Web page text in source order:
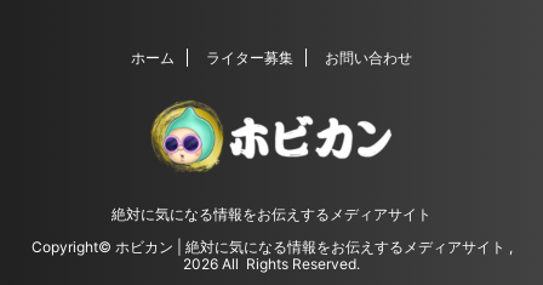
ホーム ライター募集 お問い合わせ
絶対に気になる情報をお伝えするメディアサイト
Copyright© ホビカン | 絶対に気になる情報をお伝えするメディアサイト ,
2026 All Rights Reserved.